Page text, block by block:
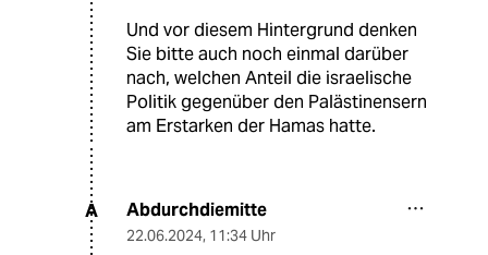
Und vor diesem Hintergrund denken
Sie bitte auch noch einmal darüber
nach, welchen Anteil die israelische
Politik gegenüber den Palästinensern
am Erstarken der Hamas hatte.
A Abdurchdiemitte
22.06.2024, 11:34 Uhr